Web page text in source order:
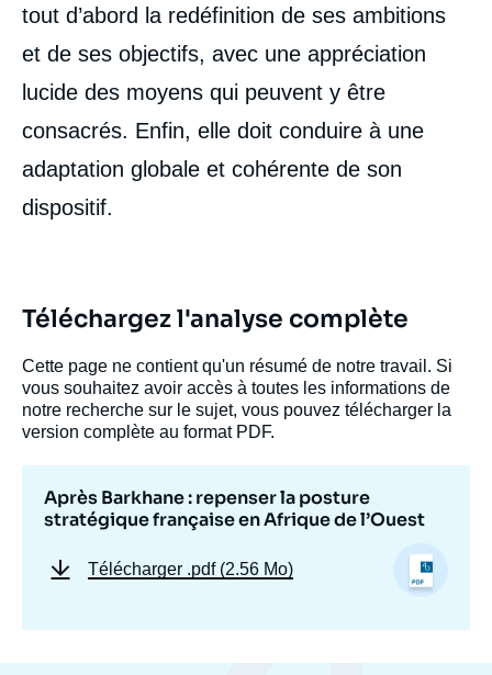
tout d’abord la redéfinition de ses ambitions
et de ses objectifs, avec une appréciation
lucide des moyens qui peuvent y être
consacrés. Enfin, elle doit conduire à une
adaptation globale et cohérente de son
dispositif.
Téléchargez l'analyse complète
Cette page ne contient qu'un résumé de notre travail. Si
vous souhaitez avoir accès à toutes les informations de
notre recherche sur le sujet, vous pouvez télécharger la
version complète au format PDF.
Après Barkhane : repenser la posture
stratégique française en Afrique de l’Ouest
Télécharger .pdf (2.56 Mo)
couverture
la